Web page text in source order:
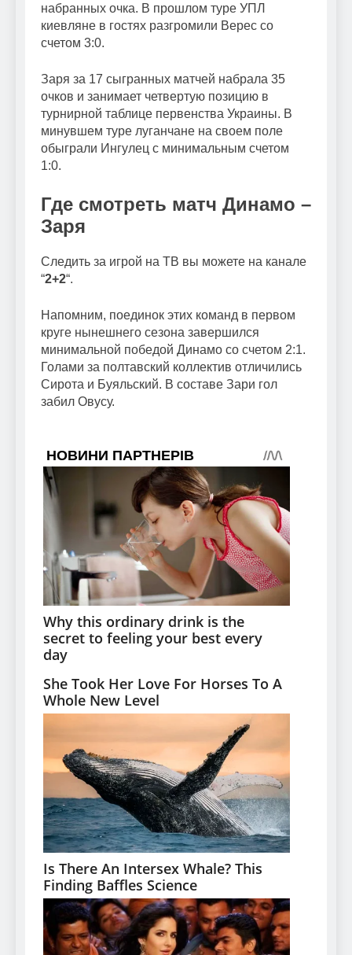
набранных очка. В прошлом туре УПЛ
киевляне в гостях разгромили Верес со
счетом 3:0.
Заря за 17 сыгранных матчей набрала 35
очков и занимает четвертую позицию в
турнирной таблице первенства Украины. В
минувшем туре луганчане на своем поле
обыграли Ингулец с минимальным счетом
1:0.
Где смотреть матч Динамо –
Заря
Следить за игрой на ТВ вы можете на канале
“2+2“.
Напомним, поединок этих команд в первом
круге нынешнего сезона завершился
минимальной победой Динамо со счетом 2:1.
Голами за полтавский коллектив отличились
Сирота и Буяльский. В составе Зари гол
забил Овусу.